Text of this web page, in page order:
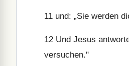
11 und: „Sie werden
12 Und Jesus
versuchen."